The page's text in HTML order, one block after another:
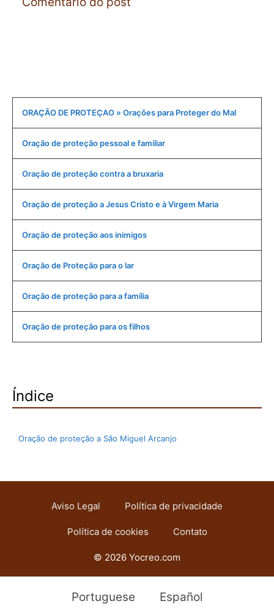
ORAÇÃO DE PROTEÇAO » Orações para Proteger do Mal
Oração de proteção pessoal e familiar
Oração de proteção contra a bruxaria
Oração de proteção a Jesus Cristo e à Virgem Maria
Oração de proteção aos inimigos
Oração de Proteção para o lar
Oração de proteção para a família
Oração de proteção para os filhos
Índice
Oração de proteção a São Miguel Arcanjo
Aviso Legal Política de privacidade
Política de cookies Contato
© 2026 Yocreo.com
Portuguese Español